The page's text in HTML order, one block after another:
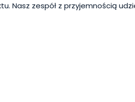
Nasz zespół z przyjemnością